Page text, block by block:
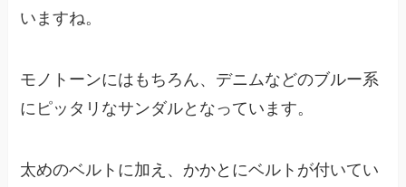
いますね。
モノトーンにはもちろん、デニムなどのブルー系
にピッタリなサンダルとなっています。
太めのベルトに加え、かかとにベルトが付いてい